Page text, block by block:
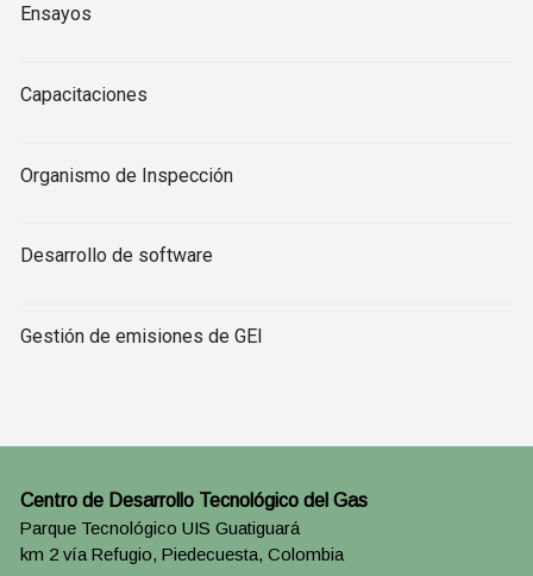
Ensayos
Capacitaciones
Organismo de Inspección
Desarrollo de software
Gestión de emisiones de GEI
Centro de Desarrollo Tecnológico del Gas
Parque Tecnológico UIS Guatiguará
km 2 vía Refugio, Piedecuesta, Colombia